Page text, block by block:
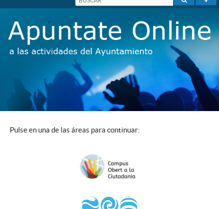
Pulse en una de las áreas para continuar: